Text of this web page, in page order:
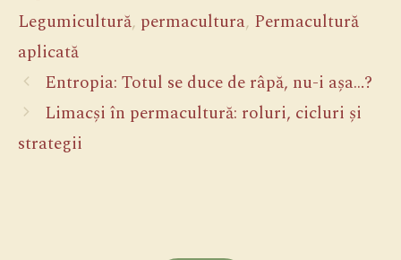
Legumicultură, permacultura, Permacultură
aplicată
Entropia: Totul se duce de râpă, nu-i așa…?
Limacși în permacultură: roluri, cicluri și
strategii